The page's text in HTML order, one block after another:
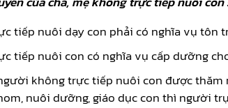
tiếp nuôi dạy con phải có nghĩa vụ
tiếp nuôi con có nghĩa vụ cấp dưỡng
không trực tiếp nuôi con được
nuôi dưỡng, giáo dục con thì người